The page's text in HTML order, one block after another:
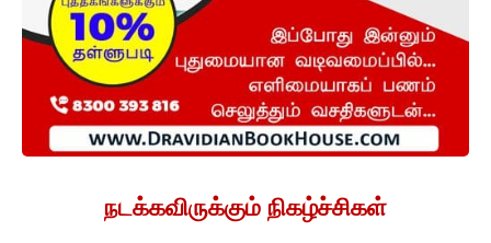
நடக்கவிருக்கும் நிகழ்ச்சிகள்